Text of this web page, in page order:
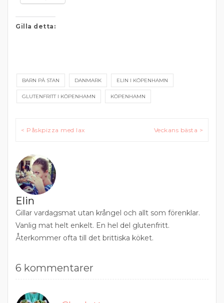
Gilla detta:
BARN PÅ STAN DANMARK ELIN I KÖPENHAMN
GLUTENFRITT I KÖPENHAMN KÖPENHAMN
Inläggsnavigering
< Påskpizza med lax Veckans bästa >
Elin
Gillar vardagsmat utan krångel och allt som förenklar.
Vanlig mat helt enkelt. En hel del glutenfritt.
Återkommer ofta till det brittiska köket.
6 kommentarer